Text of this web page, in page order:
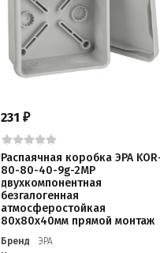
231₽
Распаячная коробка ЭРА
80-80-40-9g-2MP
двухкомпонентная
безгалогенная
атмосферостойкая
80х80х40мм прямой монтаж
Бренд
ЭРА